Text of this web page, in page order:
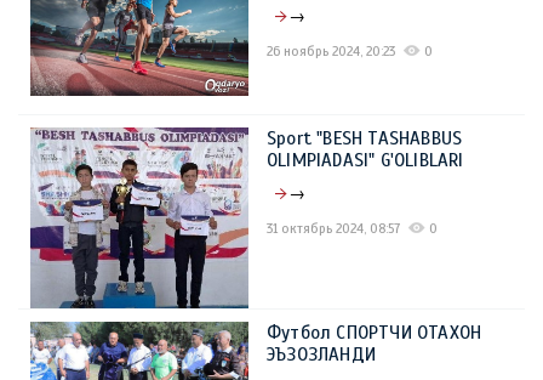
→
26 ноябрь 2024, 20:23 0
Sport "BESH TASHABBUS
OLIMPIADASI" G'OLIBLARI
→
31 октябрь 2024, 08:57 0
Футбол СПОРТЧИ ОТАХОН
ЭЪЗОЗЛАНДИ